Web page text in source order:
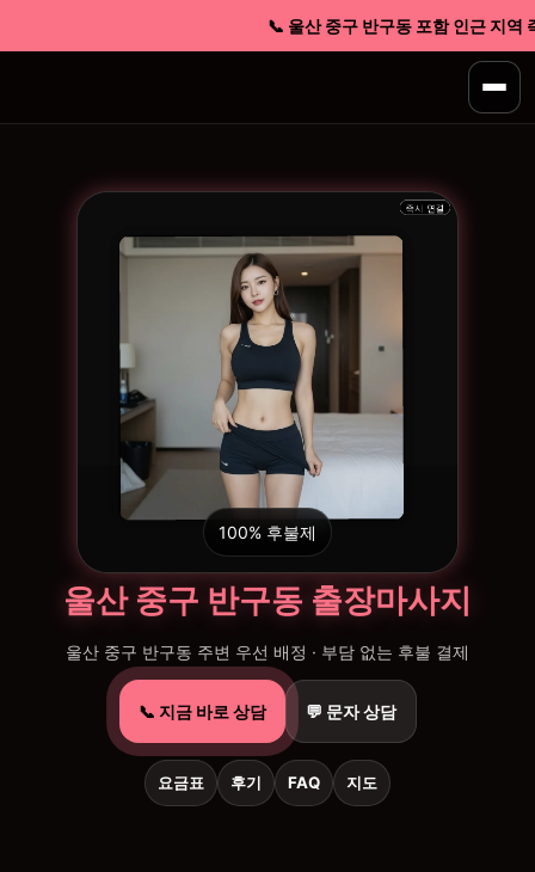
📞 울산 중구 반구동 포함 인근 지역
100% 후불제
울산 중구 반구동 출장마사지
울산 중구 반구동 주변 우선 배정 · 부담 없는 후불 결제
📞 지금 바로 상담 💬 문자 상담
요금표 후기 FAQ 지도